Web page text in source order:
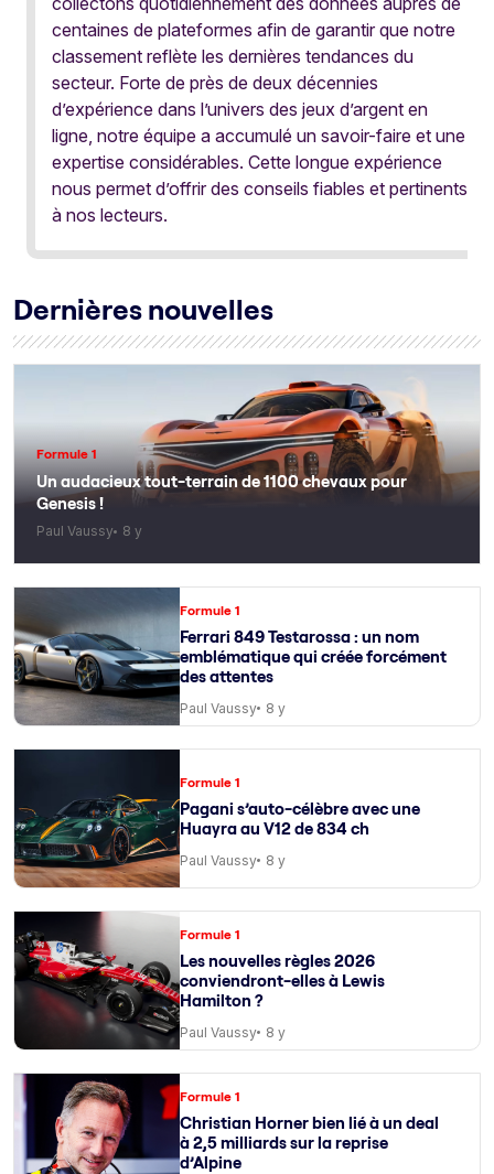
centaines de plateformes afin de garantir que notre
classement reflète les dernières tendances du
secteur. Forte de près de deux décennies
d’expérience dans l’univers des jeux d’argent en
ligne, notre équipe a accumulé un savoir-faire et une
expertise considérables. Cette longue expérience
nous permet d’offrir des conseils fiables et pertinents
à nos lecteurs.
Dernières nouvelles
Formule 1
Un audacieux tout-terrain de 1100 chevaux pour
Genesis !
Paul Vaussy 8 y
Formule 1
Ferrari 849 Testarossa : un nom
emblématique qui créée forcément
des attentes
Paul Vaussy 8 y
Formule 1
Pagani s’auto-célèbre avec une
Huayra au V12 de 834 ch
Paul Vaussy 8 y
Formule 1
Les nouvelles règles 2026
conviendront-elles à Lewis
Hamilton ?
Paul Vaussy 8 y
Formule 1
Christian Horner bien lié à un deal
à 2,5 milliards sur la reprise
d’Alpine